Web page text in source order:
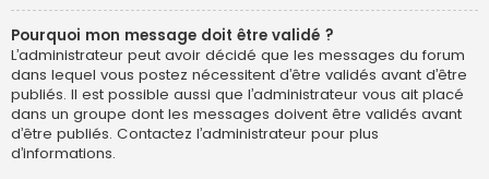
Pourquoi mon message doit être validé ?
L’administrateur peut avoir décidé que les messages du forum
dans lequel vous postez nécessitent d’être validés avant d’être
publiés. Il est possible aussi que l’administrateur vous ait placé
dans un groupe dont les messages doivent être validés avant
d’être publiés. Contactez l’administrateur pour plus
d’informations.